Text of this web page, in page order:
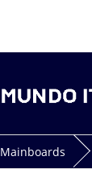
Mainboards